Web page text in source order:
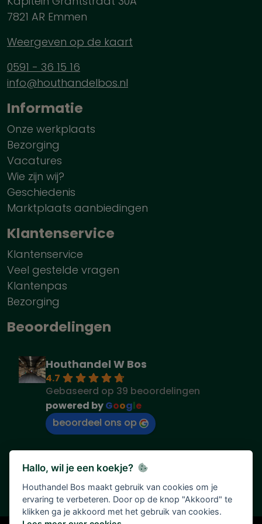
7821 AR Emmen
Weergeven op de kaart
0591 - 36 15 16
info@houthandelbos.nl
Informatie
Onze werkplaats
Bezorging
Vacatures
Wie zijn wij?
Geschiedenis
Marktplaats aanbiedingen
Klantenservice
Klantenservice
Veel gestelde vragen
Klantenpas
Bezorging
Beoordelingen
Houthandel W Bos
4.7
Gebaseerd op 39 beoordelingen
powered byGoogle
beoordeel ons op
Hallo, wil je een koekje?
Houthandel Bos maakt gebruik van cookies om je
ervaring te verbeteren. Door op de knop "Akkoord" te
klikken ga je akkoord met het gebruik van cookies.